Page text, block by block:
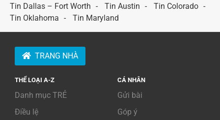
Tin Dallas – Fort Worth
Tin Austin
Tin Colorado
Tin Oklahoma
Tin Maryland
TRANG NHÀ
THỂ LOẠI A-Z
Danh mục TRẺ
Điều lệ
CÁ NHÂN
Gửi bài
Góp ý